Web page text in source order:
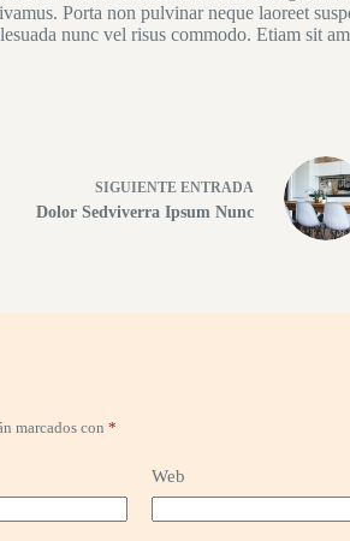
Porta non pulvinar neque laoreet
nunc vel risus commodo. Etiam sit
SIGUIENTE ENTRADA
Dolor Sedviverra Ipsum Nunc
marcados con *
Web